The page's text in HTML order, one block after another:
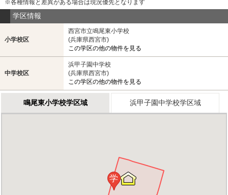
※各種情報と差異がある場合は現況優先となります
学区情報
小学校区
西宮市立鳴尾東小学校
(兵庫県西宮市)
この学区の他の物件を見る
中学校区
浜甲子園中学校
(兵庫県西宮市)
この学区の他の物件を見る
鳴尾東小学校学区域 浜甲子園中学校学区域
学